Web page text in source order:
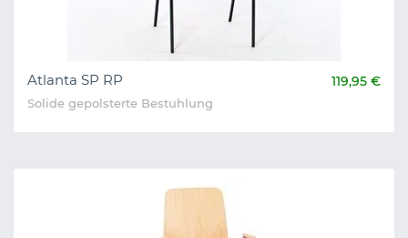
Atlanta SP RP 119,95 €
Solide gepolsterte Bestuhlung